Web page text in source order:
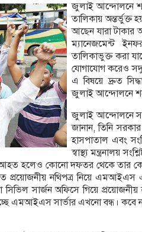
জুলাই আন্দোলনে
তালিকায়
আছেন যারা টাকার
ম্যানেজমেন্ট
তালিকাভুক্ত করা
যোগাযোগ করেও
এ বিষয়ে দ্রুত
জুলাই আন্দোলনে
জুলাই আন্দোলনে
জানান, তিনি সরকার
হাসপাতাল এবং
স্বাস্থ্য মন্ত্রনালয়
আহত হলেও কোনো দফতর থেকে তার
নথিপত্র নিয়ে এমআইএস
সার্জন অফিসে গিয়ে
এমআইএস সার্ভার এখনো বন্ধ। কবে